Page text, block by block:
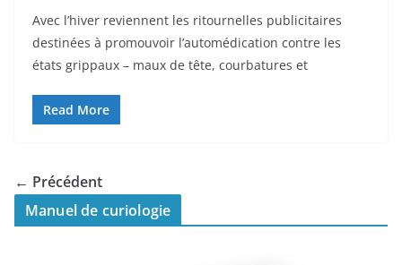
Avec l’hiver reviennent les ritournelles publicitaires
destinées à promouvoir l’automédication contre les
états grippaux – maux de tête, courbatures et
Read More
← Précédent
Manuel de curiologie